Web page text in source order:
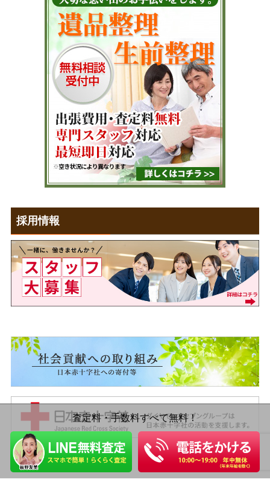
採用情報
査定料・手数料すべて無料！